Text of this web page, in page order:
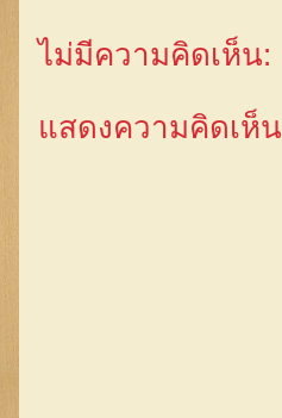
ไม่มีความคิดเห็น:
แสดงความคิดเห็น